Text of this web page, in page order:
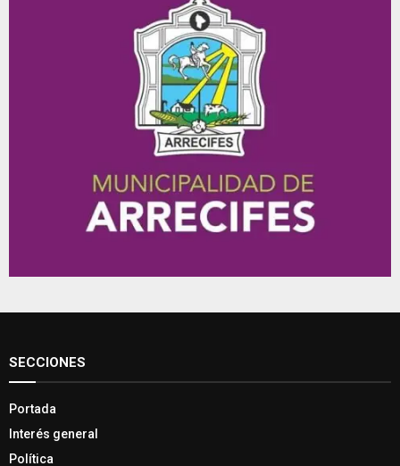
SECCIONES
Portada
Interés general
Política